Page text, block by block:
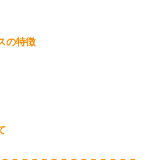
の特徴
－－－－－－－－－－－－－